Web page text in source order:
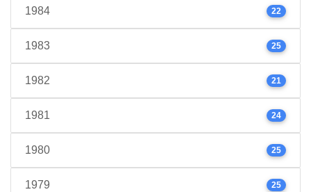
1984 22
1983 25
1982 21
1981 24
1980 25
1979 25